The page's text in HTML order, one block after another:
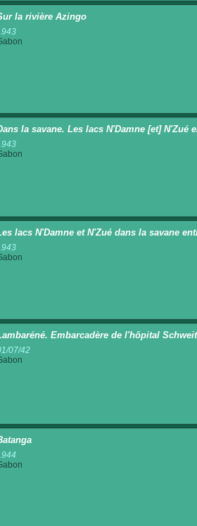
la rivière Azingo
la savane. Les lacs N'Damne [et] N'Zué
lacs N'Damne et N'Zué dans la savane
Embarcadère de l'hôpital
07/42